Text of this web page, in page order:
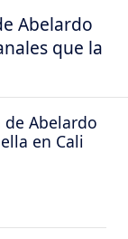
Abelardo
que la
de Abelardo
en Cali